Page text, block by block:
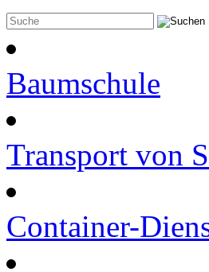
Baumschule
Transport von
Container-